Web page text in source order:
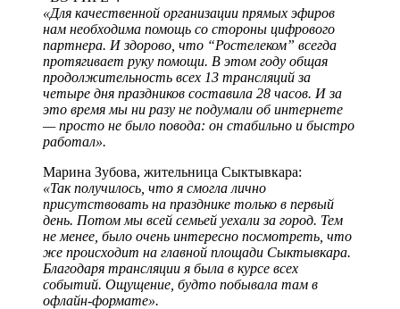
«Для качественной организации прямых эфиров
нам необходима помощь со стороны цифрового
партнера. И здорово, что “Ростелеком” всегда
протягивает руку помощи. В этом году общая
продолжительность всех 13 трансляций за
четыре дня праздников составила 28 часов. И за
это время мы ни разу не подумали об интернете
— просто не было повода: он стабильно и быстро
работал».
Марина Зубова, жительница Сыктывкара:
«Так получилось, что я смогла лично
присутствовать на празднике только в первый
день. Потом мы всей семьей уехали за город. Тем
не менее, было очень интересно посмотреть, что
же происходит на главной площади Сыктывкара.
Благодаря трансляции я была в курсе всех
событий. Ощущение, будто побывала там в
офлайн-формате».